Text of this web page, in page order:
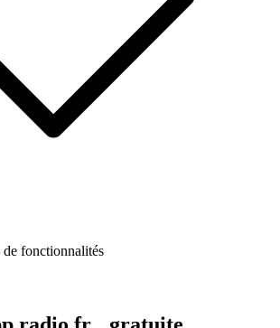
fonctionnalités